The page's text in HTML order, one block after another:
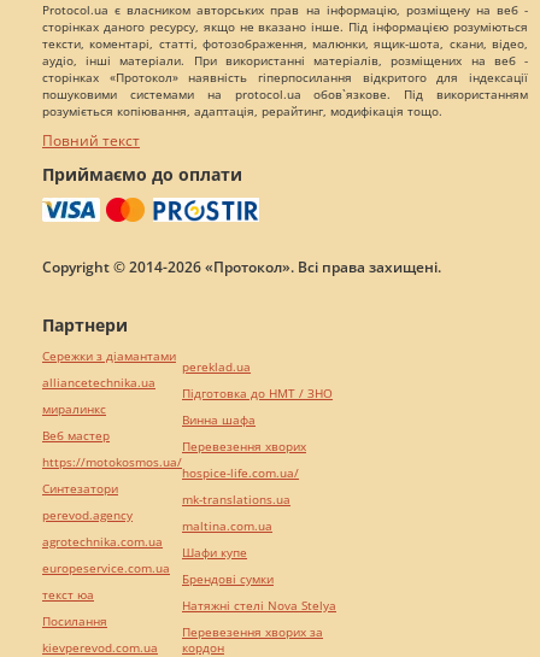
Protocol.ua є власником авторських прав на інформацію, розміщену на веб -
сторінках даного ресурсу, якщо не вказано інше. Під інформацією розуміються
тексти, коментарі, статті, фотозображення, малюнки, ящик-шота, скани, відео,
аудіо, інші матеріали. При використанні матеріалів, розміщених на веб -
сторінках «Протокол» наявність гіперпосилання відкритого для індексації
пошуковими системами на protocol.ua обов`язкове. Під використанням
розуміється копіювання, адаптація, рерайтинг, модифікація тощо.
Повний текст
Приймаємо до оплати
Copyright © 2014-2026 «Протокол». Всі права захищені.
Партнери
Сережки з діамантами
alliancetechnika.ua
миралинкс
Веб мастер
https://motokosmos.ua/
Синтезатори
perevod.agency
agrotechnika.com.ua
europeservice.com.ua
текст юа
Посилання
kievperevod.com.ua
pereklad.ua
Підготовка до НМТ / ЗНО
Винна шафа
Перевезення хворих
hospice-life.com.ua/
mk-translations.ua
maltina.com.ua
Шафи купе
Брендові сумки
Натяжні стелі Nova Stelya
Перевезення хворих за
кордон